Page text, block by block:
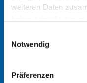
weiteren Daten
Notwendig
Präferenzen